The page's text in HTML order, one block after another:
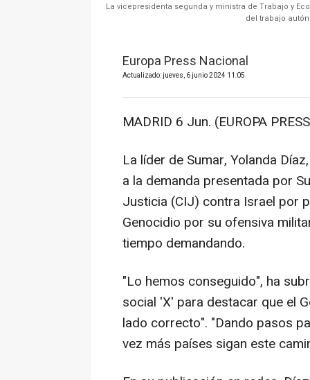
La vicepresidenta segunda y ministra de Trabajo y
del trabajo
Europa Press Nacional
Actualizado: jueves, 6 junio 2024 11:05
MADRID 6 Jun. (EUROPA
La líder de Sumar, Yolanda
a la demanda presentada por
Justicia (CIJ) contra Israel por
Genocidio por su ofensiva
tiempo demandando.
"Lo hemos conseguido", ha
social 'X' para destacar que el
lado correcto". "Dando pasos
vez más países sigan este